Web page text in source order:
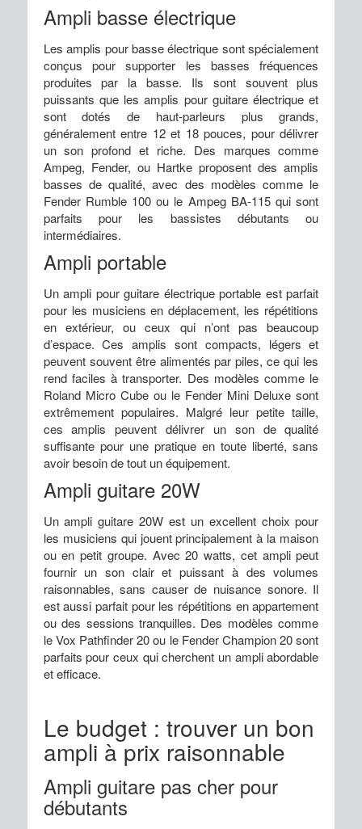
Ampli basse électrique
Les amplis pour basse électrique sont spécialement
conçus pour supporter les basses fréquences
produites par la basse. Ils sont souvent plus
puissants que les amplis pour guitare électrique et
sont dotés de haut-parleurs plus grands,
généralement entre 12 et 18 pouces, pour délivrer
un son profond et riche. Des marques comme
Ampeg, Fender, ou Hartke proposent des amplis
basses de qualité, avec des modèles comme le
Fender Rumble 100 ou le Ampeg BA-115 qui sont
parfaits pour les bassistes débutants ou
intermédiaires.
Ampli portable
Un ampli pour guitare électrique portable est parfait
pour les musiciens en déplacement, les répétitions
en extérieur, ou ceux qui n’ont pas beaucoup
d’espace. Ces amplis sont compacts, légers et
peuvent souvent être alimentés par piles, ce qui les
rend faciles à transporter. Des modèles comme le
Roland Micro Cube ou le Fender Mini Deluxe sont
extrêmement populaires. Malgré leur petite taille,
ces amplis peuvent délivrer un son de qualité
suffisante pour une pratique en toute liberté, sans
avoir besoin de tout un équipement.
Ampli guitare 20W
Un ampli guitare 20W est un excellent choix pour
les musiciens qui jouent principalement à la maison
ou en petit groupe. Avec 20 watts, cet ampli peut
fournir un son clair et puissant à des volumes
raisonnables, sans causer de nuisance sonore. Il
est aussi parfait pour les répétitions en appartement
ou des sessions tranquilles. Des modèles comme
le Vox Pathfinder 20 ou le Fender Champion 20 sont
parfaits pour ceux qui cherchent un ampli abordable
et efficace.
Le budget : trouver un bon
ampli à prix raisonnable
Ampli guitare pas cher pour
débutants